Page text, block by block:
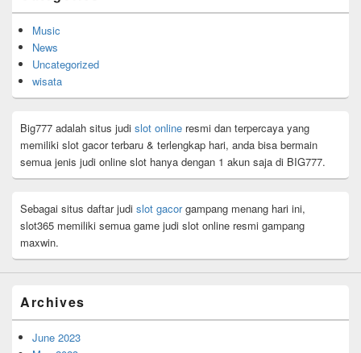
Music
News
Uncategorized
wisata
Big777 adalah situs judi slot online resmi dan terpercaya yang
memiliki slot gacor terbaru & terlengkap hari, anda bisa bermain
semua jenis judi online slot hanya dengan 1 akun saja di BIG777.
Sebagai situs daftar judi slot gacorgampang menang hari ini,
slot365 memiliki semua game judi slot online resmi gampang
maxwin.
Archives
June 2023